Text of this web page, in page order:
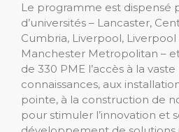
Le programme est dispensé
d’universités – Lancaster,
Cumbria, Liverpool,
Manchester Metropolitan –
de 330 PME l’accès à la
connaissances, aux
pointe, à la construction de
pour stimuler l’innovation et